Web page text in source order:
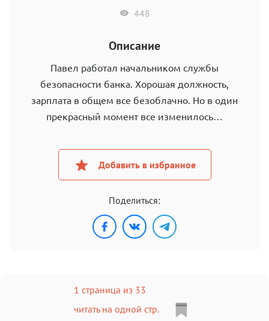
448
Описание
Павел работал начальником службы
безопасности банка. Хорошая должность,
зарплата в общем все безоблачно. Но в один
прекрасный момент все изменилось…
Добавить в избранное
Поделиться:
1 страница из 33
читать на одной стр.